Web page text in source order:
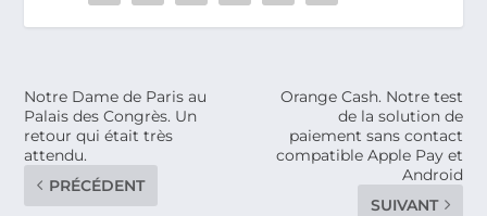
Notre Dame de Paris au
Palais des Congrès. Un
retour qui était très
attendu.
PRÉCÉDENT
Orange Cash. Notre test
de la solution de
paiement sans contact
compatible Apple Pay et
Android
SUIVANT